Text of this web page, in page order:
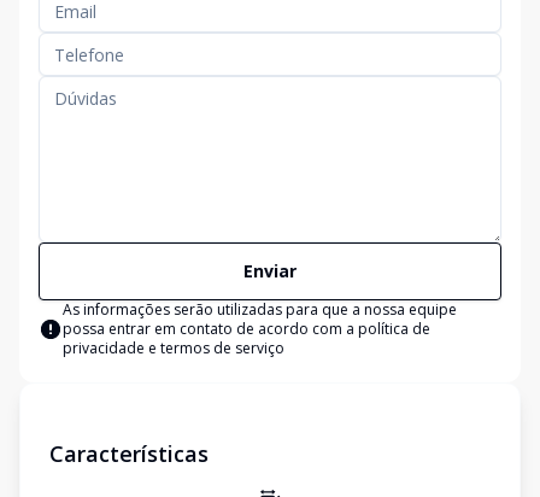
Enviar
As informações serão utilizadas para que a nossa equipe
possa entrar em contato de acordo com a política de
privacidade e termos de serviço
Características